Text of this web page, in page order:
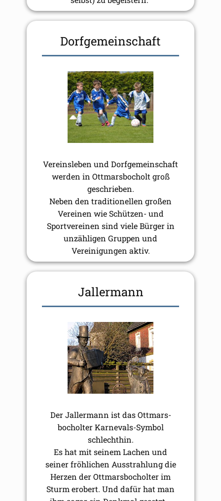
Dorfgemeinschaft
Vereinsleben und Dorfgemeinschaft
werden in Ottmarsbocholt groß
geschrieben.
Neben den traditionellen großen
Vereinen wie Schützen- und
Sportvereinen sind viele Bürger in
unzähligen Gruppen und
Vereinigungen aktiv.
Jallermann
Der Jallermann ist das Ottmars-
bocholter Karnevals-Symbol
schlechthin.
Es hat mit seinem Lachen und
seiner fröhlichen Ausstrahlung die
Herzen der Ottmarsbocholter im
Sturm erobert. Und dafür hat man